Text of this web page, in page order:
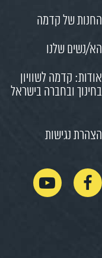
החנות של קדמה
הא/נשים שלנו
אודות: קדמה לשוויון
בחינוך ובחברה בישראל
הצהרת נגישות